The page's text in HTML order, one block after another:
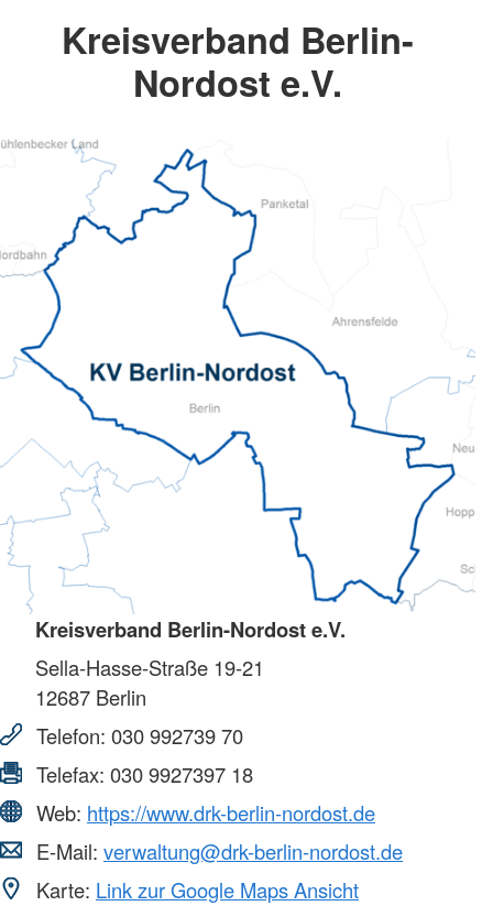
Kreisverband Berlin-
Nordost e.V.
Kreisverband Berlin-Nordost e.V.
Sella-Hasse-Straße 19-21
12687 Berlin
Telefon: 030 992739 70
Telefax: 030 9927397 18
Web: https://www.drk-berlin-nordost.de
E-Mail: verwaltung@drk-berlin-nordost.de
Karte: Link zur Google Maps Ansicht